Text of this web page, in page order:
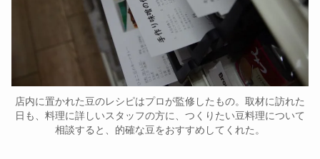
店内に置かれた豆のレシピはプロが監修したもの。取材に訪れた
日も、料理に詳しいスタッフの方に、つくりたい豆料理について
相談すると、的確な豆をおすすめしてくれた。